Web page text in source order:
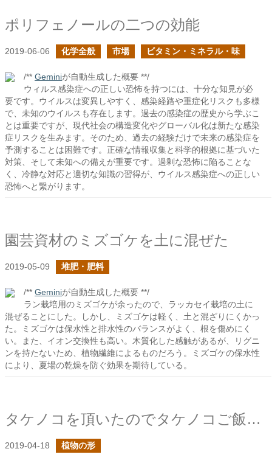
ポリフェノールの二つの効能
2019-06-06 化学全般 市場 ビタミン・ミネラル・味
/** Geminiが自動生成した概要 **/
ウィルス感染症への正しい恐怖を持つには、十分な知見が必
要です。ウイルスは変異しやすく、感染経路や重症化リスクも多様
で、未知のウイルスも存在します。過去の感染症の歴史から学ぶこ
とは重要ですが、現代社会の構造変化やグローバル化は新たな感染
症リスクを生みます。そのため、過去の経験だけで未来の感染症を
予測することは困難です。正確な情報収集と科学的根拠に基づいた
対策、そして未知への備えが重要です。過剰な恐怖に陥ることな
く、冷静な対応と適切な知識の習得が、ウイルス感染症への正しい
恐怖へと繋がります。
園芸資材のミズゴケを土に混ぜた
2019-05-09 堆肥・肥料
/** Geminiが自動生成した概要 **/
ラン栽培用のミズゴケが余ったので、ラッカセイ栽培の土に
混ぜることにした。しかし、ミズゴケは軽く、土と混ざりにくかっ
た。ミズゴケは保水性と排水性のバランスがよく、根を傷めにく
い。また、イオン交換性も高い。木質化した感触があるが、リグニ
ンを持たないため、植物繊維によるものだろう。ミズゴケの保水性
により、夏場の乾燥を防ぐ効果を期待している。
タケノコを頂いたのでタケノコご飯を食べた
2019-04-18 植物の形